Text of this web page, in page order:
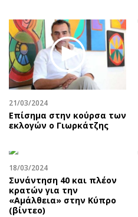
21/03/2024
Επίσημα στην κούρσα των
εκλογών ο Γιωρκάτζης
18/03/2024
Συνάντηση 40 και πλέον
κρατών για την
«Αμάλθεια» στην Κύπρο
(βίντεο)